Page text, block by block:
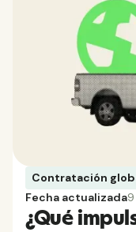
Contratación
Fecha actualizada
¿Qué